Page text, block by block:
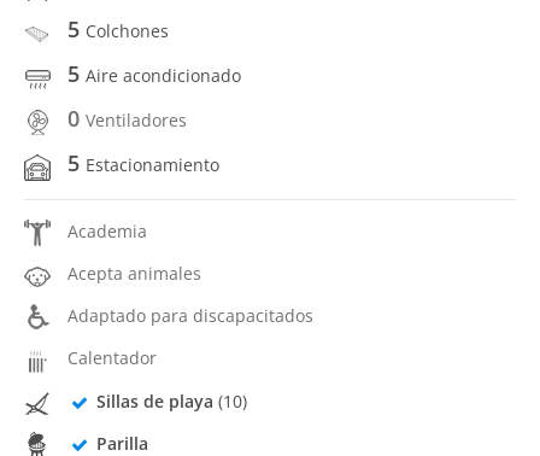
5 Colchones
5 Aire acondicionado
0 Ventiladores
5 Estacionamiento
Academia
Acepta animales
Adaptado para discapacitados
Calentador
Sillas de playa (10)
Parilla